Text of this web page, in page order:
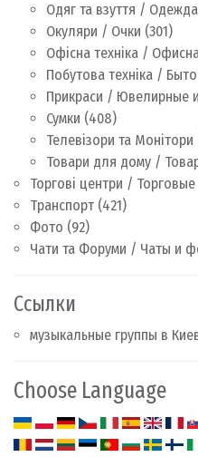
Одяг та взуття /
Окуляри / Очки (301)
Офісна техніка /
Побутова техніка /
Прикраси / Ювелирные
Сумки (408)
Телевізори та
Товари для дому /
Торгові центри /
Транспорт (421)
Фото (92)
Чати та Форуми / Чаты и
Ссылки
музыкальные группы в
Choose Language